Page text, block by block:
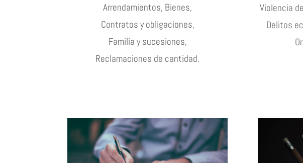
Arrendamientos, Bienes,
Contratos y obligaciones,
Familia y sucesiones,
Reclamaciones de cantidad.
Violencia
Delitos